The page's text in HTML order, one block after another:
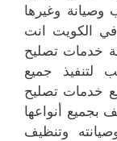
وصيانة وغيرها
الكويت انت
خدمات تصليح
لتنفيذ جميع
خدمات تصليح
بجميع أنواعها
وتنظيف